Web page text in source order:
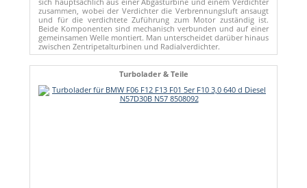
zusammen, wobei der Verdichter die Verbrennungsluft ansaugt
und für die verdichtete Zuführung zum Motor zuständig ist.
Beide Komponenten sind mechanisch verbunden und auf einer
gemeinsamen Welle montiert. Man unterscheidet darüber hinaus
zwischen Zentripetalturbinen und Radialverdichter.
Turbolader & Teile